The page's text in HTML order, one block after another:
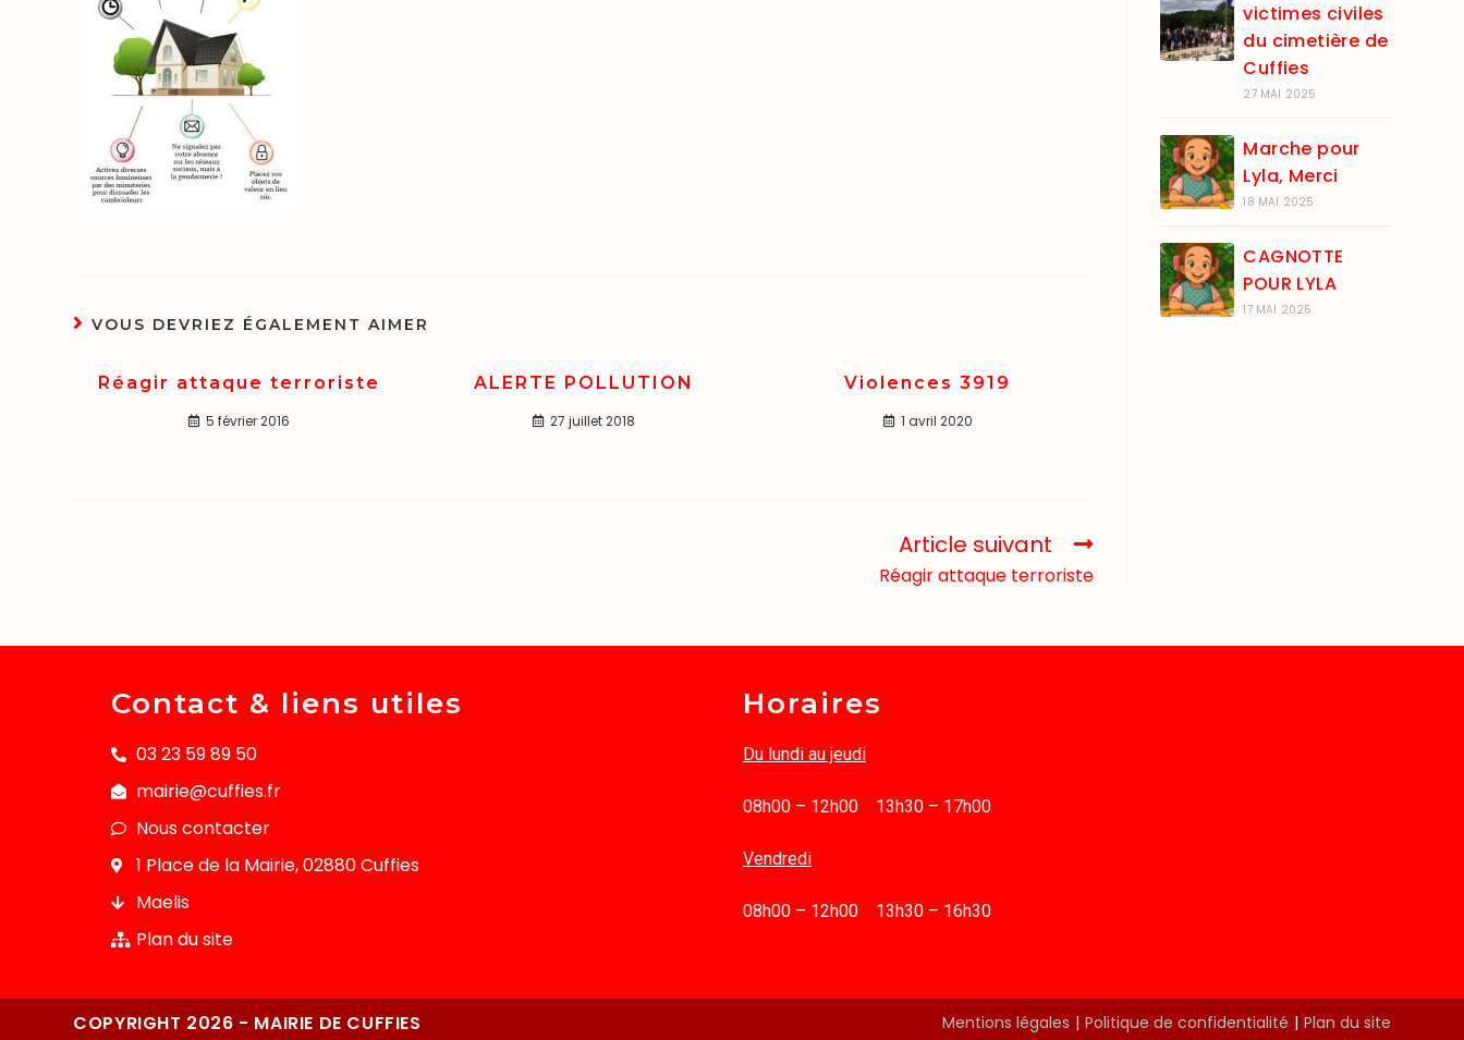
VOUS DEVRIEZ ÉGALEMENT AIMER
Réagir attaque terroriste
5 février 2016
ALERTE POLLUTION
27 juillet 2018
Violences 3919
1 avril 2020
Article suivant
Réagir attaque terroriste
victimes civiles
du cimetière de
Cuffies
27 MAI 2025
Marche pour
Lyla, Merci
18 MAI 2025
CAGNOTTE
POUR LYLA
17 MAI 2025
Contact & liens utiles
03 23 59 89 50
mairie@cuffies.fr
Nous contacter
1 Place de la Mairie, 02880 Cuffies
Maelis
Plan du site
Horaires
Du lundi au jeudi
08h00 – 12h00 13h30 – 17h00
Vendredi
08h00 – 12h00 13h30 – 16h30
Mentions légales Politique de confidentialité Plan du site
COPYRIGHT 2026 - MAIRIE DE CUFFIES